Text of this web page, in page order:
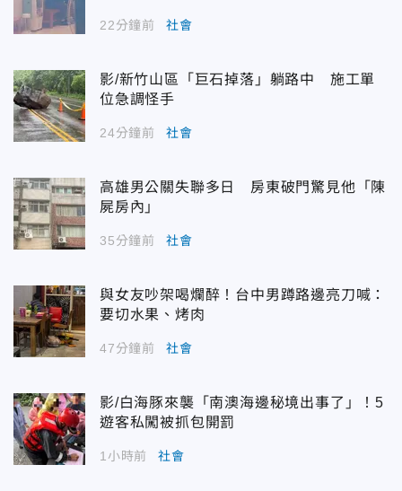
22分鐘前 社會
影/新竹山區「巨石掉落」躺路中 施工單
位急調怪手
24分鐘前 社會
高雄男公關失聯多日 房東破門驚見他「陳
屍房內」
35分鐘前 社會
與女友吵架喝爛醉！台中男蹲路邊亮刀喊：
要切水果、烤肉
47分鐘前 社會
影/白海豚來襲「南澳海邊秘境出事了」！5
遊客私闖被抓包開罰
1小時前 社會